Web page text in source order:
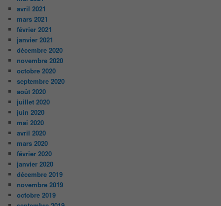
avril 2021
mars 2021
février 2021
janvier 2021
décembre 2020
novembre 2020
octobre 2020
septembre 2020
août 2020
juillet 2020
juin 2020
mai 2020
avril 2020
mars 2020
février 2020
janvier 2020
décembre 2019
novembre 2019
octobre 2019